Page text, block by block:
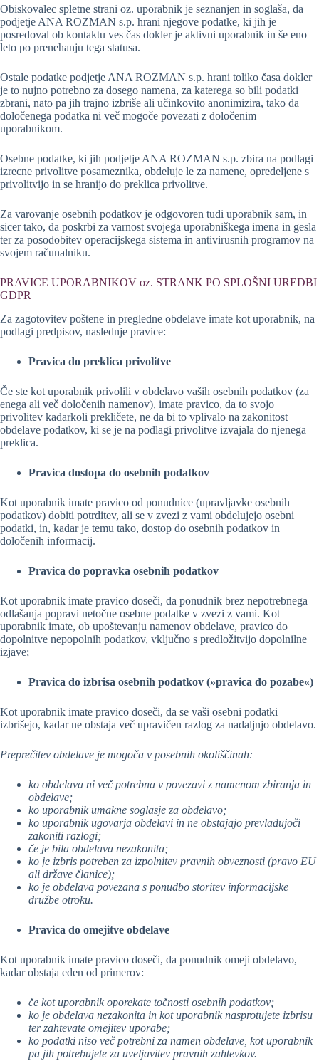
Obiskovalec spletne strani oz. uporabnik je seznanjen in soglaša, da
podjetje ANA ROZMAN s.p. hrani njegove podatke, ki jih je
posredoval ob kontaktu ves čas dokler je aktivni uporabnik in še eno
leto po prenehanju tega statusa.
Ostale podatke podjetje ANA ROZMAN s.p. hrani toliko časa dokler
je to nujno potrebno za dosego namena, za katerega so bili podatki
zbrani, nato pa jih trajno izbriše ali učinkovito anonimizira, tako da
določenega podatka ni več mogoče povezati z določenim
uporabnikom.
Osebne podatke, ki jih podjetje ANA ROZMAN s.p. zbira na podlagi
izrecne privolitve posameznika, obdeluje le za namene, opredeljene s
privolitvijo in se hranijo do preklica privolitve.
Za varovanje osebnih podatkov je odgovoren tudi uporabnik sam, in
sicer tako, da poskrbi za varnost svojega uporabniškega imena in gesla
ter za posodobitev operacijskega sistema in antivirusnih programov na
svojem računalniku.
PRAVICE UPORABNIKOV oz. STRANK PO SPLOŠNI UREDBI
GDPR
Za zagotovitev poštene in pregledne obdelave imate kot uporabnik, na
podlagi predpisov, naslednje pravice:
Pravica do preklica privolitve
Če ste kot uporabnik privolili v obdelavo vaših osebnih podatkov (za
enega ali več določenih namenov), imate pravico, da to svojo
privolitev kadarkoli prekličete, ne da bi to vplivalo na zakonitost
obdelave podatkov, ki se je na podlagi privolitve izvajala do njenega
preklica.
Pravica dostopa do osebnih podatkov
Kot uporabnik imate pravico od ponudnice (upravljavke osebnih
podatkov) dobiti potrditev, ali se v zvezi z vami obdelujejo osebni
podatki, in, kadar je temu tako, dostop do osebnih podatkov in
določenih informacij.
Pravica do popravka osebnih podatkov
Kot uporabnik imate pravico doseči, da ponudnik brez nepotrebnega
odlašanja popravi netočne osebne podatke v zvezi z vami. Kot
uporabnik imate, ob upoštevanju namenov obdelave, pravico do
dopolnitve nepopolnih podatkov, vključno s predložitvijo dopolnilne
izjave;
Pravica do izbrisa osebnih podatkov (»pravica do pozabe«)
Kot uporabnik imate pravico doseči, da se vaši osebni podatki
izbrišejo, kadar ne obstaja več upravičen razlog za nadaljnjo obdelavo.
Preprečitev obdelave je mogoča v posebnih okoliščinah:
ko obdelava ni več potrebna v povezavi z namenom zbiranja in
obdelave;
ko uporabnik umakne soglasje za obdelavo;
ko uporabnik ugovarja obdelavi in ne obstajajo prevladujoči
zakoniti razlogi;
če je bila obdelava nezakonita;
ko je izbris potreben za izpolnitev pravnih obveznosti (pravo EU
ali države članice);
ko je obdelava povezana s ponudbo storitev informacijske
družbe otroku.
Pravica do omejitve obdelave
Kot uporabnik imate pravico doseči, da ponudnik omeji obdelavo,
kadar obstaja eden od primerov:
če kot uporabnik oporekate točnosti osebnih podatkov;
ko je obdelava nezakonita in kot uporabnik nasprotujete izbrisu
ter zahtevate omejitev uporabe;
ko podatki niso več potrebni za namen obdelave, kot uporabnik
pa jih potrebujete za uveljavitev pravnih zahtevkov.